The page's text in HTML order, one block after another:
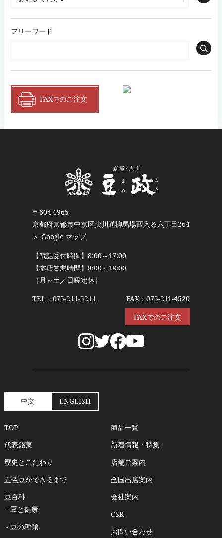
フリーワード
FAXでのご注文
〒604-0965
京都府京都市中京区夷川通柳馬場西入る六丁目264
＞ Google マップ
【電話受付時間】8:00～17:00
【本店営業時間】8:00～18:00
（月～土／日曜定休）
TEL： 075-211-5211
FAX：075-211-4520
FAXでのご注文
中文 ENGLISH
TOP
代表銘菓
歴史とこだわり
五色豆ができるまで
豆百科
- 豆と健康
- 豆の種類
商品一覧
新着情報・特集
店舗ご案内
全国出店案内
会社案内
CSR
お問い合わせ